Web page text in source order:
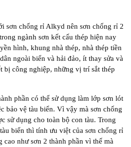
sơn chống rỉ Alkyd nên sơn chống rỉ 2
ngành sơn kết cấu thép hiện nay
hình, khung nhà thép, nhà thép tiền
ngoài biển và hải đảo, ít thay sửa và
bị công nghiệp, những vị trí sắt thép
phần có thể sử dụng làm lớp sơn lót
bảo vệ tàu biển. Vì vậy mà sơn chống
sử dụng cho toàn bộ con tàu. Trong
biển thì tính ưu việt của sơn chống rỉ
như sơn 2 thành phần vì thế mà